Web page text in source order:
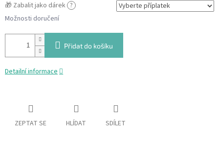
🎁 Zabalit jako dárek ?
Možnosti doručení
Přidat do košíku
Detailní informace
ZEPTAT SE HLÍDAT SDÍLET